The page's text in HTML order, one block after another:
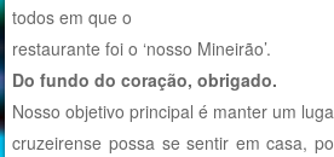
todos em que o
restaurante foi o ‘nosso Mineirão’.
Do fundo do coração, obrigado.
Nosso objetivo principal é manter um
cruzeirense possa se sentir em casa,